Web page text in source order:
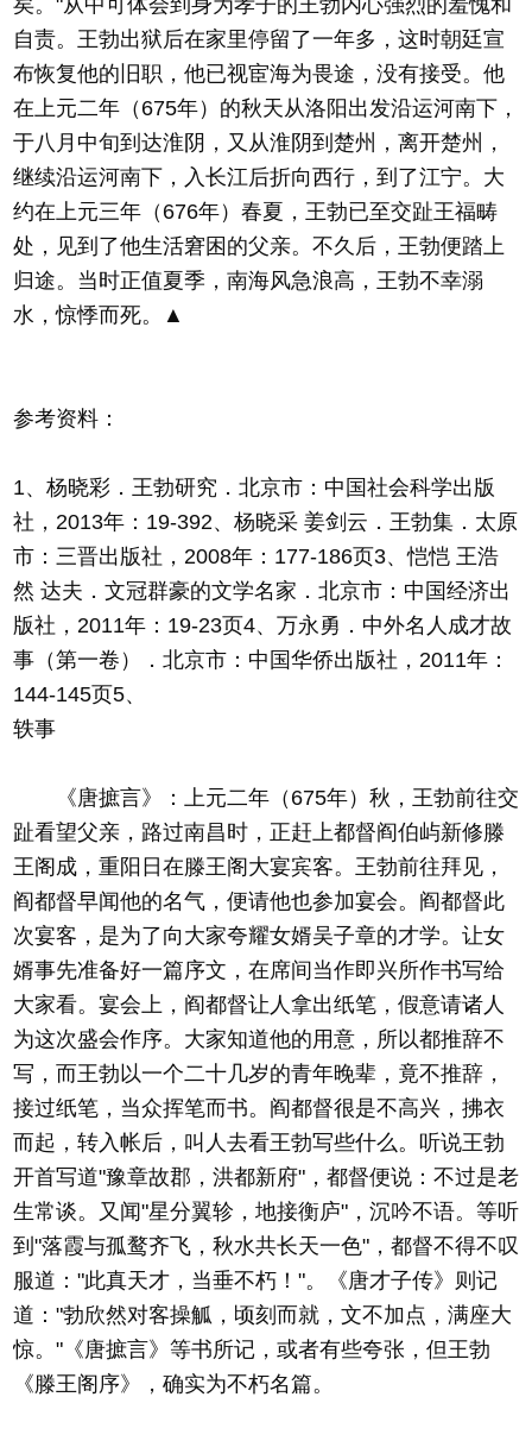
矣。"从中可体会到身为孝子的王勃内心强烈的羞愧和
自责。王勃出狱后在家里停留了一年多，这时朝廷宣
布恢复他的旧职，他已视宦海为畏途，没有接受。他
在上元二年（675年）的秋天从洛阳出发沿运河南下，
于八月中旬到达淮阴，又从淮阴到楚州，离开楚州，
继续沿运河南下，入长江后折向西行，到了江宁。大
约在上元三年（676年）春夏，王勃已至交趾王福畴
处，见到了他生活窘困的父亲。不久后，王勃便踏上
归途。当时正值夏季，南海风急浪高，王勃不幸溺
水，惊悸而死。▲
参考资料：
1、杨晓彩．王勃研究．北京市：中国社会科学出版
社，2013年：19-392、杨晓采 姜剑云．王勃集．太原
市：三晋出版社，2008年：177-186页3、恺恺 王浩
然 达夫．文冠群豪的文学名家．北京市：中国经济出
版社，2011年：19-23页4、万永勇．中外名人成才故
事（第一卷）．北京市：中国华侨出版社，2011年：
144-145页5、
轶事
《唐摭言》：上元二年（675年）秋，王勃前往交
趾看望父亲，路过南昌时，正赶上都督阎伯屿新修滕
王阁成，重阳日在滕王阁大宴宾客。王勃前往拜见，
阎都督早闻他的名气，便请他也参加宴会。阎都督此
次宴客，是为了向大家夸耀女婿吴子章的才学。让女
婿事先准备好一篇序文，在席间当作即兴所作书写给
大家看。宴会上，阎都督让人拿出纸笔，假意请诸人
为这次盛会作序。大家知道他的用意，所以都推辞不
写，而王勃以一个二十几岁的青年晚辈，竟不推辞，
接过纸笔，当众挥笔而书。阎都督很是不高兴，拂衣
而起，转入帐后，叫人去看王勃写些什么。听说王勃
开首写道"豫章故郡，洪都新府"，都督便说：不过是老
生常谈。又闻"星分翼轸，地接衡庐"，沉吟不语。等听
到"落霞与孤鹜齐飞，秋水共长天一色"，都督不得不叹
服道："此真天才，当垂不朽！"。《唐才子传》则记
道："勃欣然对客操觚，顷刻而就，文不加点，满座大
惊。"《唐摭言》等书所记，或者有些夸张，但王勃
《滕王阁序》，确实为不朽名篇。